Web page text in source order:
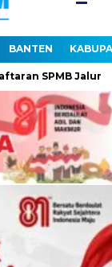
BANTEN
SPMB Jalur